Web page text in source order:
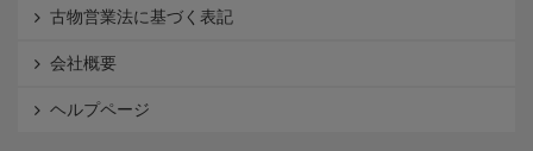
古物営業法に基づく表記
会社概要
ヘルプページ